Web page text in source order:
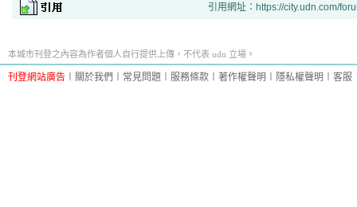
引用網址：https://city.udn.com/
本城市刊登之內容為作者個人自行提供上傳，不代表 udn 立場。
刊登網站廣告 關於我們 常見問題 服務條款 著作權聲明 隱私權聲明 客服